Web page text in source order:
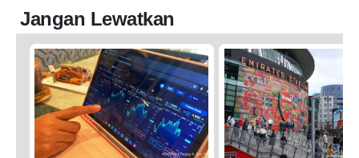
Jangan Lewatkan